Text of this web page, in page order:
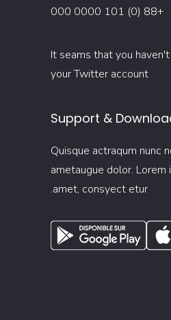
+88 (0) 101 0000 000
It seams that you
your Twitter account
Support &
Quisque actraqum nunc
ametaugue dolor.
amet, consyect etur.